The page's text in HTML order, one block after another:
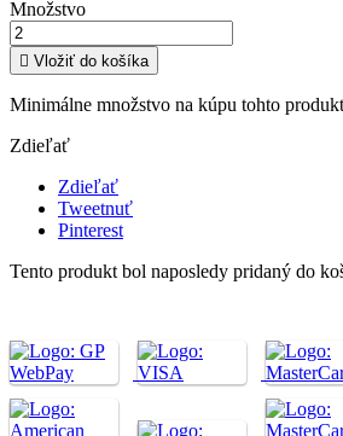
Množstvo
 Vložiť do košíka
Minimálne množstvo na kúpu tohto
Zdieľať
Zdieľať
Tweetnuť
Pinterest
Tento produkt bol naposledy pridaný do